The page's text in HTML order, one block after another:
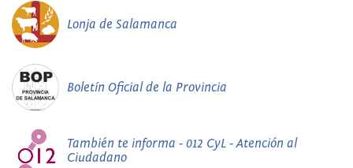
Lonja de Salamanca
Boletín Oficial de la Provincia
También te informa - 012 CyL - Atención al
Ciudadano